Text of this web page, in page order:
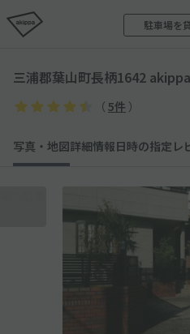
駐車場を
三浦郡葉山町長柄1642
（ 5件 ）
写真・地図詳細情報日時の指定 レ